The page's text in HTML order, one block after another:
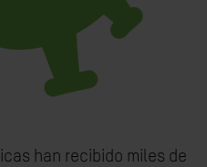
han recibido miles de